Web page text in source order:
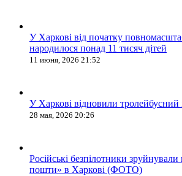
У Харкові від початку
народилося понад 11 тисяч дітей
11 июня, 2026 21:52
У Харкові відновили
28 мая, 2026 20:26
Російські безпілотники зруйнували
пошти» в Харкові (ФОТО)